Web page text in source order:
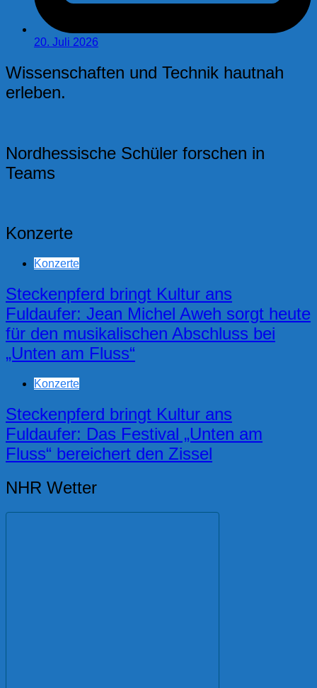
20. Juli 2026
Wissenschaften und Technik hautnah
erleben.
Nordhessische Schüler forschen in
Teams
Konzerte
Konzerte
Steckenpferd bringt Kultur ans
Fuldaufer: Jean Michel Aweh sorgt heute
für den musikalischen Abschluss bei
„Unten am Fluss“
Konzerte
Steckenpferd bringt Kultur ans
Fuldaufer: Das Festival „Unten am
Fluss“ bereichert den Zissel
NHR Wetter